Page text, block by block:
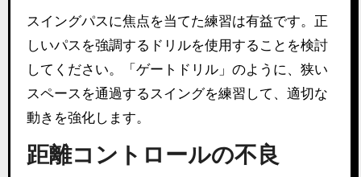
スイングパスに焦点を当てた練習は有益です。正
しいパスを強調するドリルを使用することを検討
してください。「ゲートドリル」のように、狭い
スペースを通過するスイングを練習して、適切な
動きを強化します。
距離コントロールの不良